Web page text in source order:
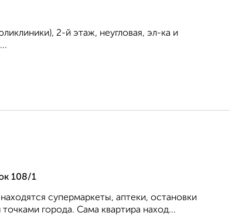
2-й этаж, неугловая, эл-ка и
108/1
супермаркеты, аптеки, остановки
города. Сама квартира наход...